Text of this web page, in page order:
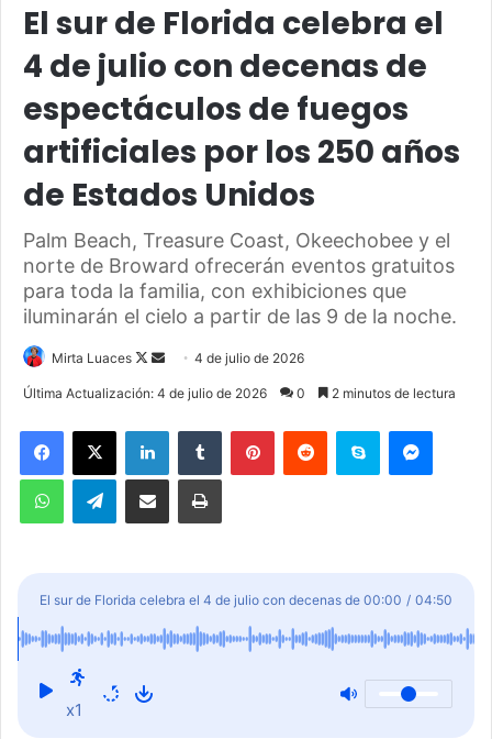
El sur de Florida celebra el
4 de julio con decenas de
espectáculos de fuegos
artificiales por los 250 años
de Estados Unidos
Palm Beach, Treasure Coast, Okeechobee y el
norte de Broward ofrecerán eventos gratuitos
para toda la familia, con exhibiciones que
iluminarán el cielo a partir de las 9 de la noche.
Mirta Luaces
F
l
o
d
i
4 de julio de 2026
Última Actualización: 4 de julio de 2026 0 2 minutos de lectura
Telegram
El sur de Florida celebra el 4 de julio con decenas de
espectáculos de fuegos artificiales por los 250 años
de Estados Unidos
00:00 / 04:50
x1